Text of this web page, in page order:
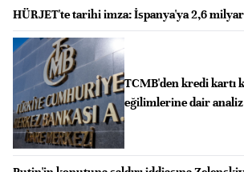
HÜRJET'te tarihi imza: İspanya'ya 2,6
TCMB'den kredi kartı
eğilimlerine dair analiz